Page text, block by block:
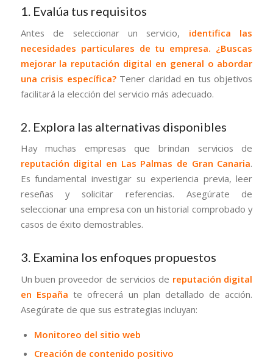
1. Evalúa tus requisitos
Antes de seleccionar un servicio, identifica las
necesidades particulares de tu empresa. ¿Buscas
mejorar la reputación digital en general o abordar
una crisis específica?Tener claridad en tus objetivos
facilitará la elección del servicio más adecuado.
2. Explora las alternativas disponibles
Hay muchas empresas que brindan servicios de
reputación digital en Las Palmas de Gran Canaria.
Es fundamental investigar su experiencia previa, leer
reseñas y solicitar referencias. Asegúrate de
seleccionar una empresa con un historial comprobado y
casos de éxito demostrables.
3. Examina los enfoques propuestos
Un buen proveedor de servicios de reputación digital
en España te ofrecerá un plan detallado de acción.
Asegúrate de que sus estrategias incluyan:
Monitoreo del sitio web
Creación de contenido positivo